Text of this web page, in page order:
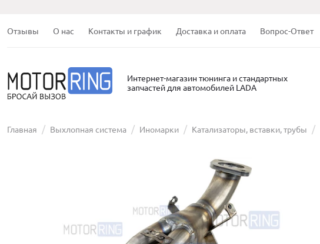
Отзывы О нас Контакты и график Доставка и оплата Вопрос-Ответ
Интернет-магазин тюнинга и стандартных
запчастей для автомобилей LADA
Главная Выхлопная система Иномарки Катализаторы, вставки, трубы